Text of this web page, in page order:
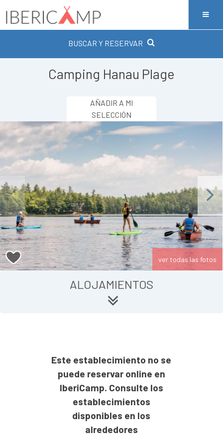
BUSCAR Y RESERVAR
Camping Hanau Plage
AÑADIR A MI
SELECCIÓN
Next
ver todas las fotos
ALOJAMIENTOS
Este establecimiento no se
puede reservar online en
IberiCamp. Consulte los
establecimientos
disponibles en los
alrededores